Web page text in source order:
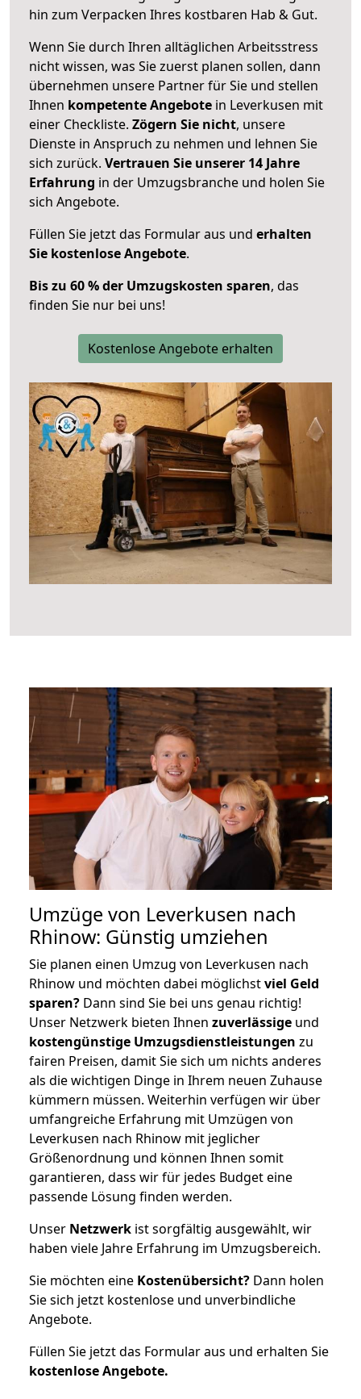
hin zum Verpacken Ihres kostbaren Hab & Gut.
Wenn Sie durch Ihren alltäglichen Arbeitsstress
nicht wissen, was Sie zuerst planen sollen, dann
übernehmen unsere Partner für Sie und stellen
Ihnen kompetente Angebote in Leverkusen mit
einer Checkliste. Zögern Sie nicht, unsere
Dienste in Anspruch zu nehmen und lehnen Sie
sich zurück. Vertrauen Sie unserer 14 Jahre
Erfahrung in der Umzugsbranche und holen Sie
sich Angebote.
Füllen Sie jetzt das Formular aus und erhalten
Sie kostenlose Angebote.
Bis zu 60 % der Umzugskosten sparen, das
finden Sie nur bei uns!
Kostenlose Angebote erhalten
Umzüge von Leverkusen nach
Rhinow: Günstig umziehen
Sie planen einen Umzug von Leverkusen nach
Rhinow und möchten dabei möglichstviel Geld
sparen? Dann sind Sie bei uns genau richtig!
Unser Netzwerk bieten Ihnen zuverlässige und
kostengünstige Umzugsdienstleistungen zu
fairen Preisen, damit Sie sich um nichts anderes
als die wichtigen Dinge in Ihrem neuen Zuhause
kümmern müssen. Weiterhin verfügen wir über
umfangreiche Erfahrung mit Umzügen von
Leverkusen nach Rhinow mit jeglicher
Größenordnung und können Ihnen somit
garantieren, dass wir für jedes Budget eine
passende Lösung finden werden.
Unser Netzwerk ist sorgfältig ausgewählt, wir
haben viele Jahre Erfahrung im Umzugsbereich.
Sie möchten eine Kostenübersicht? Dann holen
Sie sich jetzt kostenlose und unverbindliche
Angebote.
Füllen Sie jetzt das Formular aus und erhalten Sie
kostenloseAngebote.